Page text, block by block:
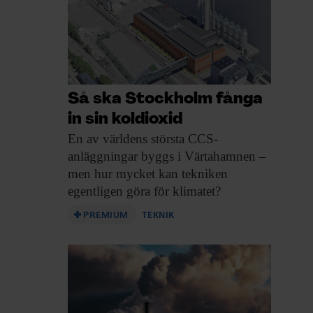
Så ska Stockholm fånga
in sin koldioxid
En av världens största CCS-
anläggningar byggs i Värtahamnen –
men hur mycket kan tekniken
egentligen göra för klimatet?
PREMIUM TEKNIK